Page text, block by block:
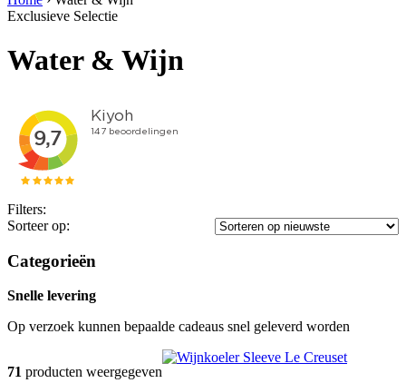
Exclusieve Selectie
Water & Wijn
Filters:
Sorteer op:
Categorieën
Snelle levering
Op verzoek kunnen bepaalde cadeaus snel geleverd worden
71 producten weergegeven
Le Creuset